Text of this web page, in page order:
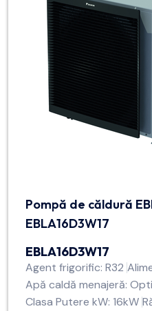
Pompă de căldură
EBLA16D3W17
EBLA16D3W17
Agent frigorific: R32
Apă caldă menajeră:
Clasa Putere kW: 16kW